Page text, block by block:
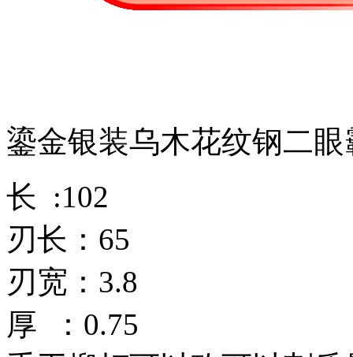
鎏金银装乌木花纹钢二
长 :102
刃长：65
刃宽：3.8
厚 ：0.75